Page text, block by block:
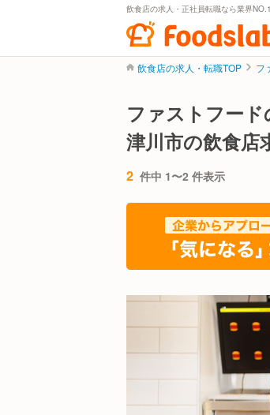
飲食店の求人・正社員転職なら業界
飲食店の求人・転職TOP フ
ファストフー
津川市の飲食店
2 件中 1〜2 件表示